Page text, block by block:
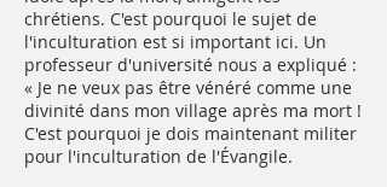
chrétiens. C'est pourquoi le sujet de
l'inculturation est si important ici. Un
professeur d'université nous a expliqué :
« Je ne veux pas être vénéré comme une
divinité dans mon village après ma mort !
C'est pourquoi je dois maintenant militer
pour l'inculturation de l'Évangile.